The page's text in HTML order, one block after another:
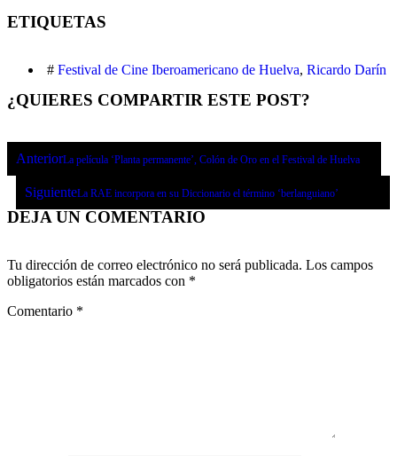
ETIQUETAS
# Festival de Cine Iberoamericano de Huelva, Ricardo Darín
¿QUIERES COMPARTIR ESTE POST?
AnteriorLa película ‘Planta permanente’, Colón de Oro en el Festival de Huelva
SiguienteLa RAE incorpora en su Diccionario el término ‘berlanguiano’
DEJA UN COMENTARIO
Tu dirección de correo electrónico no será publicada. Los campos
obligatorios están marcados con *
Comentario *